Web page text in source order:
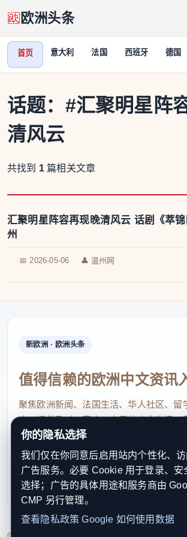
欧洲头条
首页 意大利 法国 西班牙 德国
话题： #汇聚明星阵
清风云
共找到 1 篇相关文章
汇聚明星阵容再现晚清风云 话剧《萃
州
📅 2026-05-06 👤 温州网
新欧洲 · 欧洲头条
值得信赖的欧洲中文资讯
聚焦欧洲新闻、法国生活、华人社区、留
点，提供及时、真实、实用的中文资讯，
速了解欧洲动态。
contact@xinouzhou.com
服务支持、版权与合作：工作日优先处理
利通知
你的隐私选择
我们仅在你同意后启用站内个性化、
广告服务。必要 Cookie 用于登录、安
选择；广告的具体用途和服务商由
CMP 另行管理。
查看隐私政策 Google 如何使用数据